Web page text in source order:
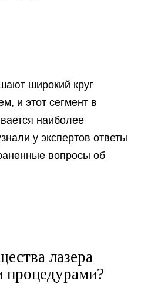
широкий круг
и этот сегмент в
наиболее
у экспертов ответы
вопросы об
лазера
процедурами?